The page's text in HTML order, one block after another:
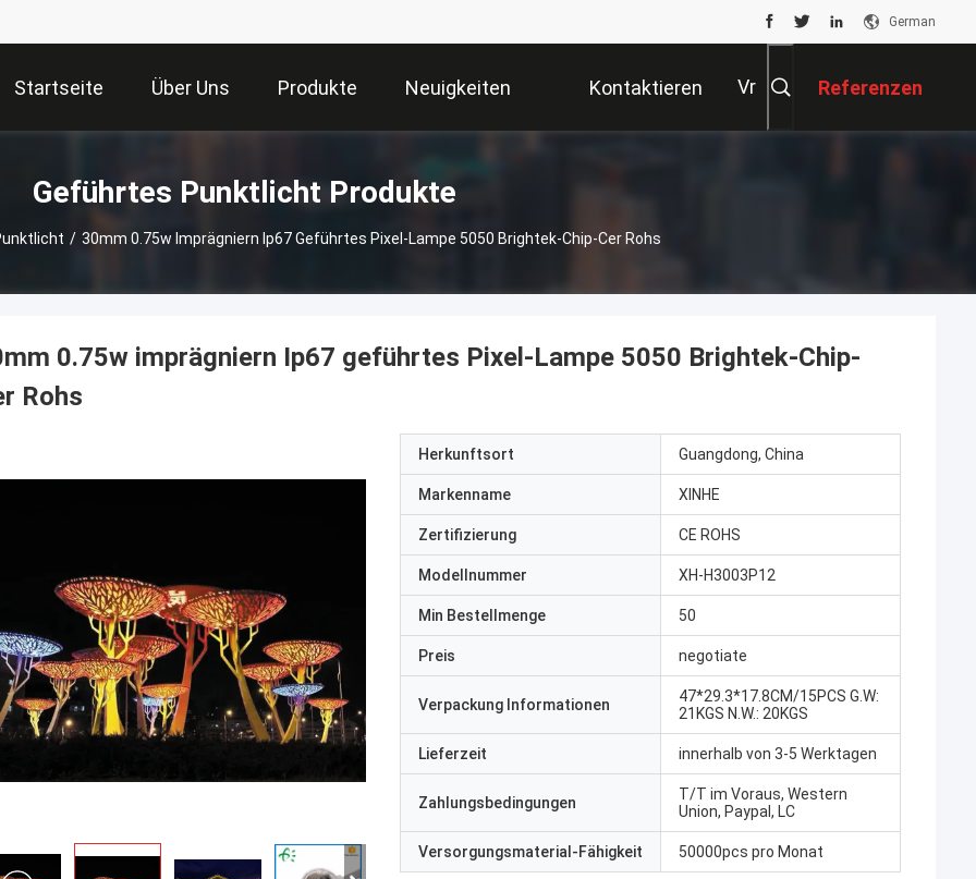
German
Startseite Über Uns Produkte Neuigkeiten Kontaktieren Vr Referenzen
Geführtes Punktlicht Produkte
/ 30mm 0.75w Imprägniern Ip67 Geführtes Pixel-Lampe 5050 Brightek-Chip-Cer Rohs
0.75w imprägniern Ip67 geführtes Pixel-Lampe 5050 Brightek-Chip-
Rohs
Herkunftsort Guangdong, China
Markenname XINHE
Zertifizierung CE ROHS
Modellnummer XH-H3003P12
Min Bestellmenge 50
Preis negotiate
Verpackung Informationen
47*29.3*17.8CM/15PCS G.W:
21KGS N.W.: 20KGS
Lieferzeit innerhalb von 3-5 Werktagen
Zahlungsbedingungen
T/T im Voraus, Western
Union, Paypal, LC
Versorgungsmaterial-Fähigkeit 50000pcs pro Monat